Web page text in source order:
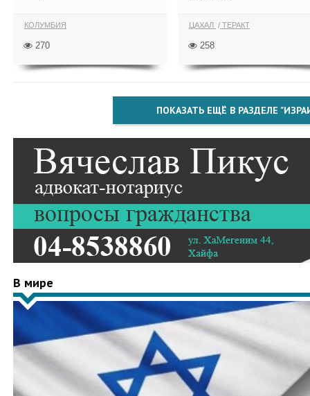
КОЛУМБИЯ
270
ЦАХАЛ ТЕРАКТ
258
ПОКАЗАТЬ ЕЩЁ В РАЗДЕЛЕ
В мире